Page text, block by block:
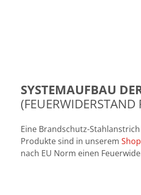
SYSTEMAUFBAU
Eine Brandschutz-
Produkte sind in unserem Shop
nach EU Norm einen